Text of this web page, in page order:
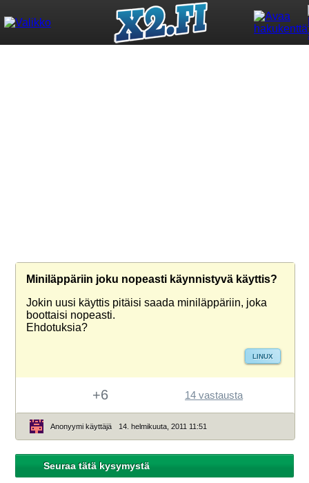
Miniläppäriin joku nopeasti käynnistyvä käyttis?
Jokin uusi käyttis pitäisi saada miniläppäriin, joka
boottaisi nopeasti.
Ehdotuksia?
LINUX
+6 14 vastausta
Anonyymi käyttäjä 14. helmikuuta, 2011 11:51
Seuraa tätä kysymystä